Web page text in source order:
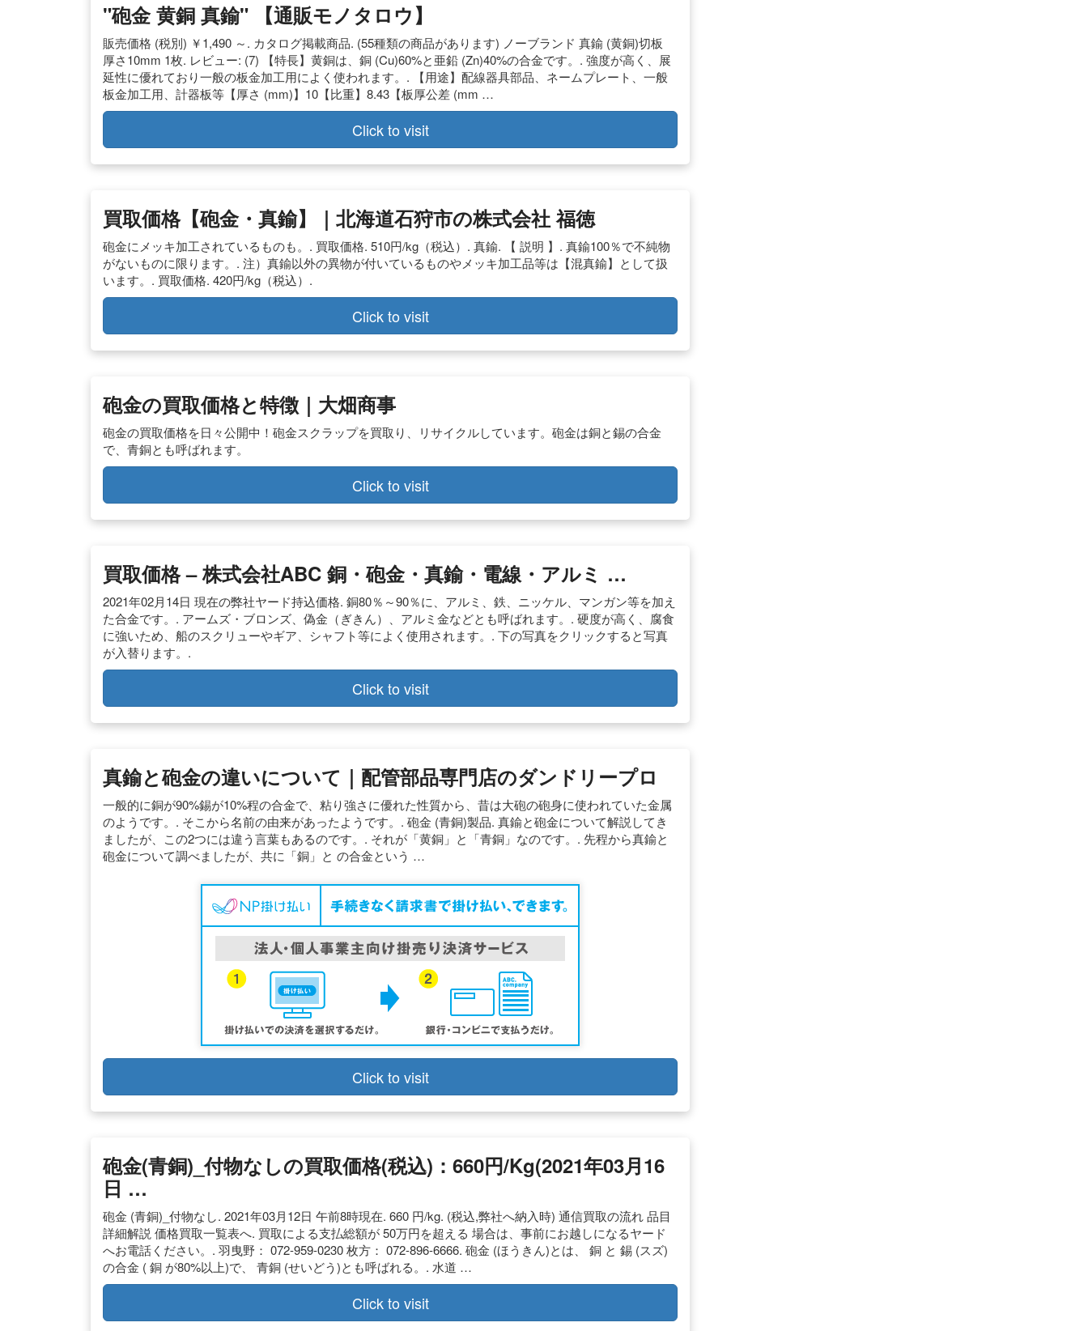
"砲金 黄銅 真鍮" 【通販モノタロウ】
販売価格 (税別) ￥1,490 ～. カタログ掲載商品. (55種類の商品があります) ノーブランド 真鍮 (黄銅)切板
厚さ10mm 1枚. レビュー: (7) 【特長】黄銅は、銅 (Cu)60%と亜鉛 (Zn)40%の合金です。. 強度が高く、展
延性に優れており一般の板金加工用によく使われます。. 【用途】配線器具部品、ネームプレート、一般
板金加工用、計器板等【厚さ (mm)】10【比重】8.43【板厚公差 (mm …
Click to visit
買取価格【砲金・真鍮】｜北海道石狩市の株式会社 福徳
砲金にメッキ加工されているものも。. 買取価格. 510円/kg（税込）. 真鍮. 【 説明 】. 真鍮100％で不純物
がないものに限ります。. 注）真鍮以外の異物が付いているものやメッキ加工品等は【混真鍮】として扱
います。. 買取価格. 420円/kg（税込）.
Click to visit
砲金の買取価格と特徴｜大畑商事
砲金の買取価格を日々公開中！砲金スクラップを買取り、リサイクルしています。砲金は銅と錫の合金
で、青銅とも呼ばれます。
Click to visit
買取価格 – 株式会社ABC 銅・砲金・真鍮・電線・アルミ …
2021年02月14日 現在の弊社ヤード持込価格. 銅80％～90％に、アルミ、鉄、ニッケル、マンガン等を加え
た合金です。. アームズ・ブロンズ、偽金（ぎきん）、アルミ金などとも呼ばれます。. 硬度が高く、腐食
に強いため、船のスクリューやギア、シャフト等によく使用されます。. 下の写真をクリックすると写真
が入替ります。.
Click to visit
真鍮と砲金の違いについて｜配管部品専門店のダンドリープロ
一般的に銅が90%錫が10%程の合金で、粘り強さに優れた性質から、昔は大砲の砲身に使われていた金属
のようです。. そこから名前の由来があったようです。. 砲金 (青銅)製品. 真鍮と砲金について解説してき
ましたが、この2つには違う言葉もあるのです。. それが「黄銅」と「青銅」なのです。. 先程から真鍮と
砲金について調べましたが、共に「銅」と の合金という …
Click to visit
砲金(青銅)_付物なしの買取価格(税込)：660円/kg(2021年03月16
日 …
砲金 (青銅)_付物なし. 2021年03月12日 午前8時現在. 660 円/kg. (税込,弊社へ納入時) 通信買取の流れ 品目
詳細解説 価格買取一覧表へ. 買取による支払総額が 50万円を超える 場合は、事前にお越しになるヤード
へお電話ください。. 羽曳野： 072-959-0230 枚方： 072-896-6666. 砲金 (ほうきん)とは、 銅 と 錫 (スズ)
の合金 ( 銅 が80%以上)で、 青銅 (せいどう)とも呼ばれる。. 水道 …
Click to visit